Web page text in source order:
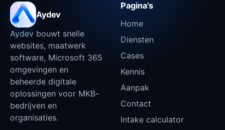
Aydev
Aydev bouwt snelle
websites, maatwerk
software, Microsoft 365
omgevingen en
beheerde digitale
oplossingen voor MKB-
bedrijven en
organisaties.
Pagina's
Home
Diensten
Cases
Kennis
Aanpak
Contact
Intake calculator